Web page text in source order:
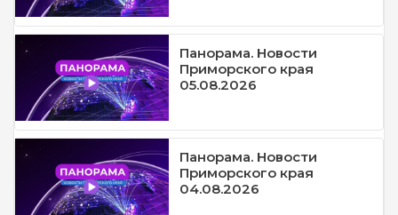
Панорама. Новости
Приморского края
05.08.2026
Панорама. Новости
Приморского края
04.08.2026